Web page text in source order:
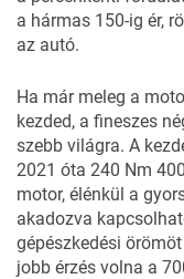
a hármas 150-ig ér,
az autó.
Ha már meleg a
kezded, a fineszes
szebb világra. A
2021 óta 240 Nm
motor, élénkül a
akadozva
gépészkedési
jobb érzés volna a